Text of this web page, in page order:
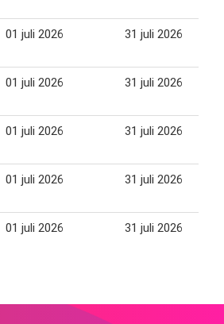
01 juli 2026 31 juli 2026
01 juli 2026 31 juli 2026
01 juli 2026 31 juli 2026
01 juli 2026 31 juli 2026
01 juli 2026 31 juli 2026